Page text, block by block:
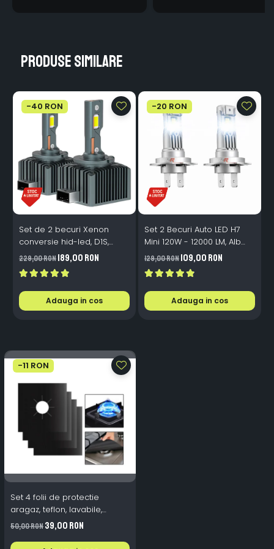
Produse similare
-40 RON
Set de 2 becuri Xenon
conversie hid-led, D1S,
120W, 12.000lm, Canbus,
Miez Cupru, Radiator
Aluminiu, Premium, Alb
Rece
229,00 RON189,00 RON
Adauga in cos
-20 RON
Set 2 Becuri Auto LED H7
Mini 120W - 12000 LM, Alb
Rece 6500K, Canbus
Integrat + Ventilator Răcire,
Plug & Play, 12-18V
129,00 RON109,00 RON
Adauga in cos
-11 RON
Set 4 folii de protectie
aragaz, teflon, lavabile,
reutilizabile, Negru/Gri
50,00 RON39,00 RON